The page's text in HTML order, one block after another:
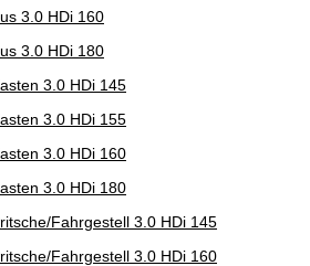
3.0 HDi 160
3.0 HDi 180
3.0 HDi 145
3.0 HDi 155
3.0 HDi 160
3.0 HDi 180
Fahrgestell 3.0 HDi 145
Fahrgestell 3.0 HDi 160